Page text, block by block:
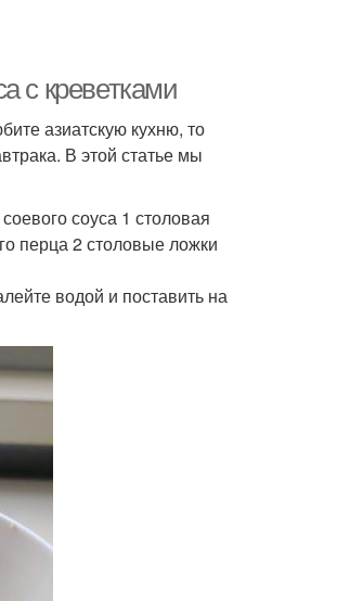
с креветками
азиатскую кухню, то
В этой статье мы
соуса 1 столовая
перца 2 столовые ложки
водой и поставить на